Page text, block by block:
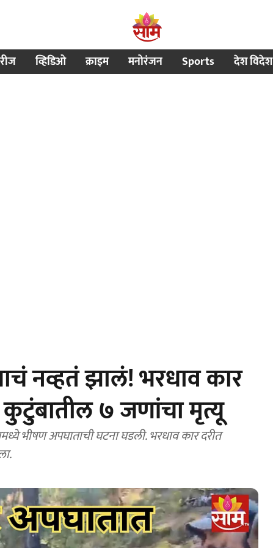
व्हिडिओ क्राइम मनोरंजन Sports देश विदेश
नव्हतं झालं! भरधाव कार
७ जणांचा मृत्यू
भीषण अपघाताची घटना घडली. भरधाव कार दरीत